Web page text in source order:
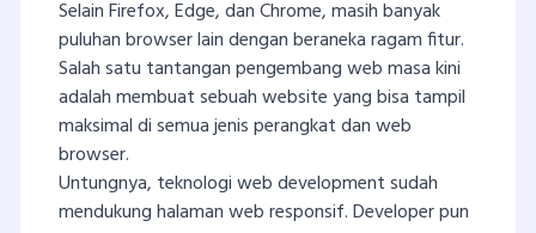
Selain Firefox, Edge, dan Chrome, masih banyak
puluhan browser lain dengan beraneka ragam fitur.
Salah satu tantangan pengembang web masa kini
adalah membuat sebuah website yang bisa tampil
maksimal di semua jenis perangkat dan web
browser.
Untungnya, teknologi web development sudah
mendukung halaman web responsif. Developer pun